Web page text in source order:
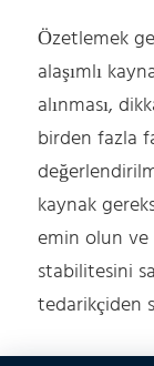
Özetlemek
alaşımlı
alınması,
birden fazla
kaynak
emin olun ve
stabilitesini
tedarikçiden